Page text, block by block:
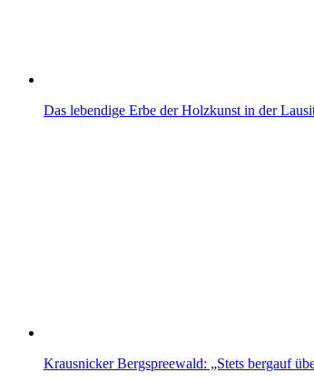
Das lebendige Erbe der Holzkunst in der
Krausnicker Bergspreewald: „Stets bergauf